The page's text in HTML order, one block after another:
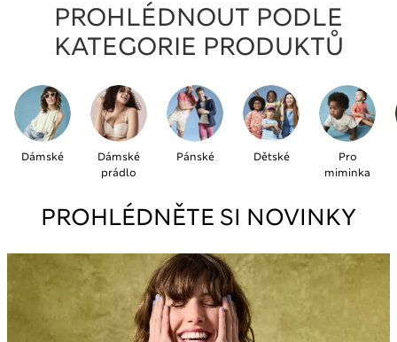
PROHLÉDNOUT PODLE
KATEGORIE PRODUKTŮ
Dámské
Dámské
prádlo
Pánské Dětské
Pro
miminka
PROHLÉDNĚTE SI NOVINKY